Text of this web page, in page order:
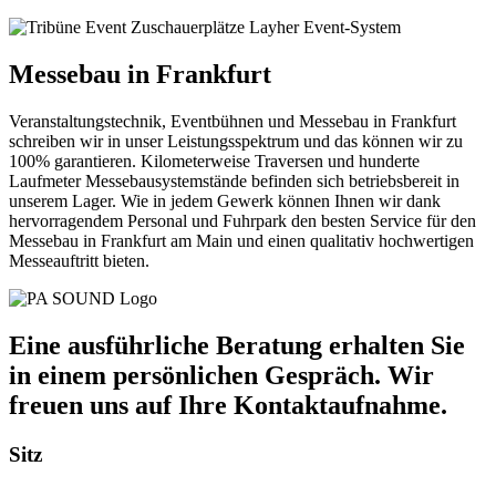
Messebau in Frankfurt
Veranstaltungstechnik, Eventbühnen und Messebau in Frankfurt
schreiben wir in unser Leistungsspektrum und das können wir zu
100% garantieren. Kilometerweise Traversen und hunderte
Laufmeter Messebausystemstände befinden sich betriebsbereit in
unserem Lager. Wie in jedem Gewerk können Ihnen wir dank
hervorragendem Personal und Fuhrpark den besten Service für den
Messebau in Frankfurt am Main und einen qualitativ hochwertigen
Messeauftritt bieten.
Eine ausführliche Beratung erhalten Sie
in einem persönlichen Gespräch. Wir
freuen uns auf Ihre Kontaktaufnahme.
Sitz